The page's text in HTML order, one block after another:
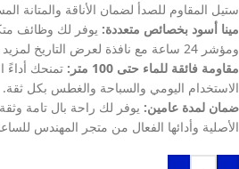
ستيل المقاوم للصدأ لضمان الأناقة والمتانة
مينا أسود بخصائص متعددة: يوفر لك وظائف
ومؤشر 24 ساعة مع نافذة لعرض التاريخ لمزيد من العملية.
مقاومة فائقة للماء حتى 100 متر:
تمنحك أداءً
الاستخدام اليومي والسباحة والغطس بكل ثقة.
ضمان لمدة عامين: يوفر لك راحة بال تامة
الأصلية وأدائها الفعال من متجر المهندس للساعات عبر